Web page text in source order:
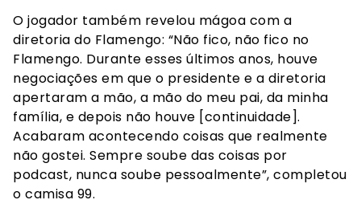
O jogador também revelou mágoa com a
diretoria do Flamengo: “Não fico, não fico no
Flamengo. Durante esses últimos anos, houve
negociações em que o presidente e a diretoria
apertaram a mão, a mão do meu pai, da minha
família, e depois não houve [continuidade].
Acabaram acontecendo coisas que realmente
não gostei. Sempre soube das coisas por
podcast, nunca soube pessoalmente”, completou
o camisa 99.